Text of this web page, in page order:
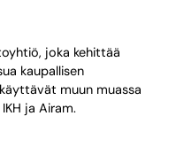
joka kehittää
kaupallisen
muun muassa
ja Airam.